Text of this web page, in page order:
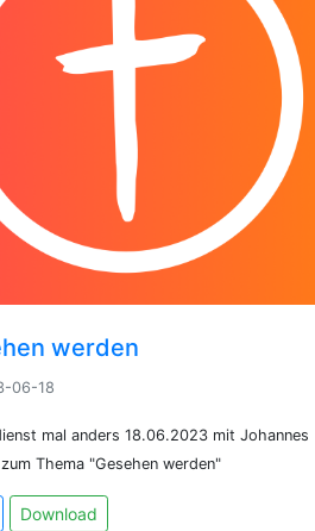
werden
06-18
mal anders 18.06.2023 mit Johannes
Thema "Gesehen werden"
Download